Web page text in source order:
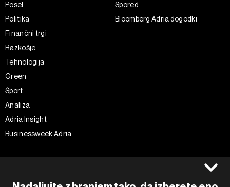
Posel
Politika
Finančni trgi
Razkošje
Tehnologija
Green
Šport
Analiza
Adria Insight
Businessweek Adria
Spored
Bloomberg Adria dogodki